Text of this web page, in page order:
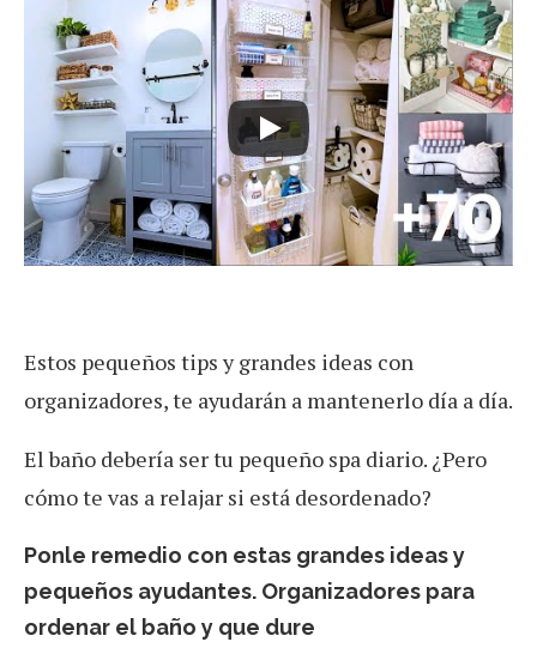
Estos pequeños tips y grandes ideas con
organizadores, te ayudarán a mantenerlo día a día.
El baño debería ser tu pequeño spa diario. ¿Pero
cómo te vas a relajar si está desordenado?
Ponle remedio con estas grandes ideas y
pequeños ayudantes. Organizadores para
ordenar el baño y que dure